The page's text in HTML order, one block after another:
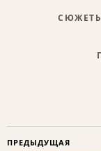
ПРЕДЫДУЩАЯ